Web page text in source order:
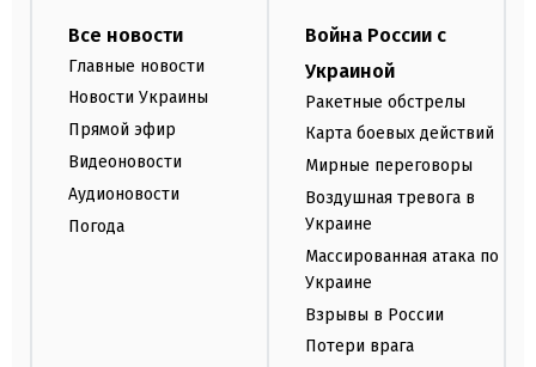
Все новости
Главные новости
Новости Украины
Прямой эфир
Видеоновости
Аудионовости
Погода
Война России с
Украиной
Ракетные обстрелы
Карта боевых действий
Мирные переговоры
Воздушная тревога в
Украине
Массированная атака по
Украине
Взрывы в России
Потери врага